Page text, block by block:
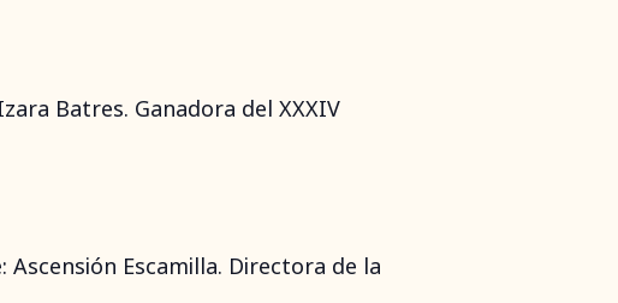
Batres. Ganadora del XXXIV
Escamilla. Directora de la